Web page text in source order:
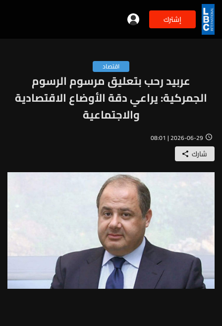
إشترك
اقتصاد
عربيد رحب بتعليق مرسوم الرسوم
الجمركية: يراعي دقة الأوضاع الاقتصادية
والاجتماعية
2026-06-29 | 08:01
شارك